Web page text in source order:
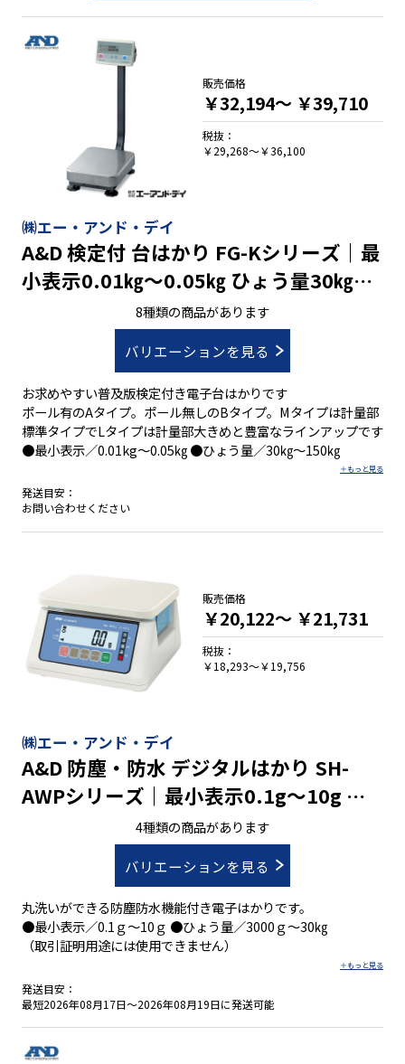
色々な計測器
オプション
㈱エー・アンド・デイ
A&D 検定付 台はかり FG-Kシリーズ｜最
小表示0.01㎏～0.05㎏ ひょう量30㎏～
8種類の商品があります
バリエーションを見る
お求めやすい普及版検定付き電子台はかりです
ポール有のAタイプ。ポール無しのBタイプ。Mタイプは計量部
標準タイプでLタイプは計量部大きめと豊富なラインアップです
●最小表示／0.01kg～0.05㎏ ●ひょう量／30㎏～150㎏
発送目安：
お問い合わせください
販売価格
￥32,194～ ￥39,710
税抜：
￥29,268～￥36,100
㈱エー・アンド・デイ
A&D 防塵・防水 デジタルはかり SH-
AWPシリーズ｜最小表示0.1g～10g ひ
ょう量3000g～30㎏4種類の商品があります
バリエーションを見る
丸洗いができる防塵防水機能付き電子はかりです。
●最小表示／0.1ｇ～10ｇ ●ひょう量／3000ｇ～30㎏
（取引証明用途には使用できません）
発送目安：
最短2026年08月17日～2026年08月19日に発送可能
販売価格
￥20,122～ ￥21,731
税抜：
￥18,293～￥19,756